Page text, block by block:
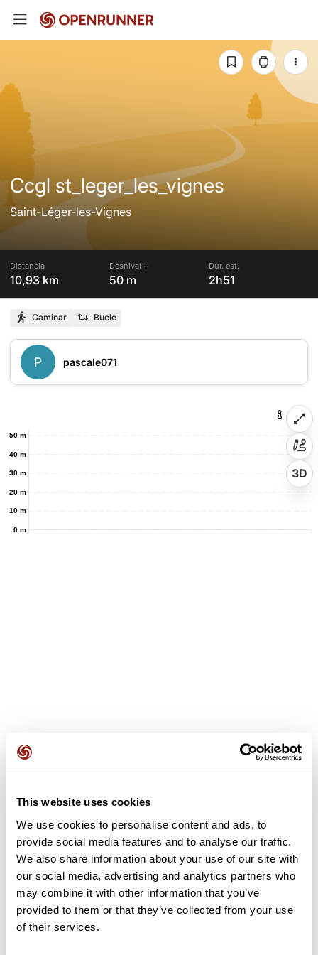
This website uses cookies
We use cookies to personalise content and ads, to
provide social media features and to analyse our traffic.
We also share information about your use of our site with
our social media, advertising and analytics partners who
may combine it with other information that you’ve
provided to them or that they’ve collected from your use
of their services.
Ccgl st_leger_les_vignes
Saint-Léger-les-Vignes
Distancia
10,93 km
Desnivel +
50 m
Dur. est.
2h51
Caminar Bucle
P pascale071
0 m
10 m
20 m
30 m
40 m
50 m
3D
Opiniones de los usuarios
Este recorrido aún no contiene opiniones. ¿Ya lo has
completado? ¡Deja la primera opinión!
Añadir una opinión